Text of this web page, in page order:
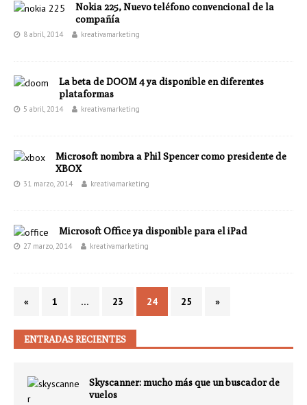
Nokia 225, Nuevo teléfono convencional de la
compañía
8 abril, 2014 kreativamarketing
La beta de DOOM 4 ya disponible en diferentes
plataformas
5 abril, 2014 kreativamarketing
Microsoft nombra a Phil Spencer como presidente de
XBOX
31 marzo, 2014 kreativamarketing
Microsoft Office ya disponible para el iPad
27 marzo, 2014 kreativamarketing
« 1 … 23 24 25 »
ENTRADAS RECIENTES
Skyscanner: mucho más que un buscador de
vuelos